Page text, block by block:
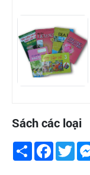
Sách các loại
Share